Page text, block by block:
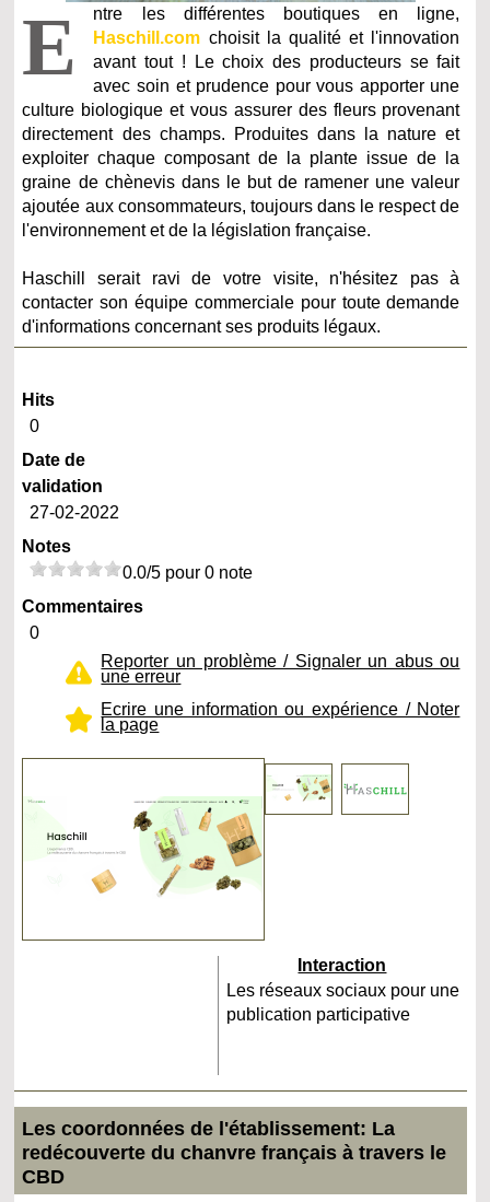
E
ntre les différentes boutiques en ligne,
Haschill.com choisit la qualité et l'innovation
avant tout ! Le choix des producteurs se fait
avec soin et prudence pour vous apporter une
culture biologique et vous assurer des fleurs provenant
directement des champs. Produites dans la nature et
exploiter chaque composant de la plante issue de la
graine de chènevis dans le but de ramener une valeur
ajoutée aux consommateurs, toujours dans le respect de
l'environnement et de la législation française.
Haschill serait ravi de votre visite, n'hésitez pas à
contacter son équipe commerciale pour toute demande
d'informations concernant ses produits légaux.
Hits
0
Date de
validation
27-02-2022
Notes
0.0/5 pour 0 note
Commentaires
0
Reporter un problème / Signaler un abus ou
une erreur
Ecrire une information ou expérience / Noter
la page
Interaction
Les réseaux sociaux pour une
publication participative
Les coordonnées de l'établissement: La
redécouverte du chanvre français à travers le
CBD